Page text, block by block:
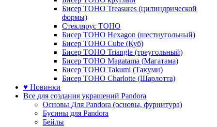
Бисер TOHO Treasures (цилиндрической
формы)
Стеклярус TOHO
Бисер TOHO Hexagon (шестиугольный)
Бисер TOHO Cube (Куб)
Бисер TOHO Triangle (треугольный)
Бисер TOHO Magatama (Магатама)
Бисер TOHO Takumi (Такуми)
Бисер TOHO Charlotte (Шарлотта)
♥ Новинки
Все для создания украшений Pandora
Основы Для Pandora (основы, фурнитура)
Бусины для Pandora
Бейлы